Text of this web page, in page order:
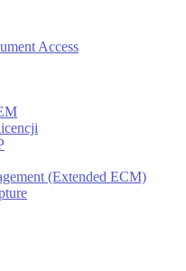
Access
(Extended ECM)